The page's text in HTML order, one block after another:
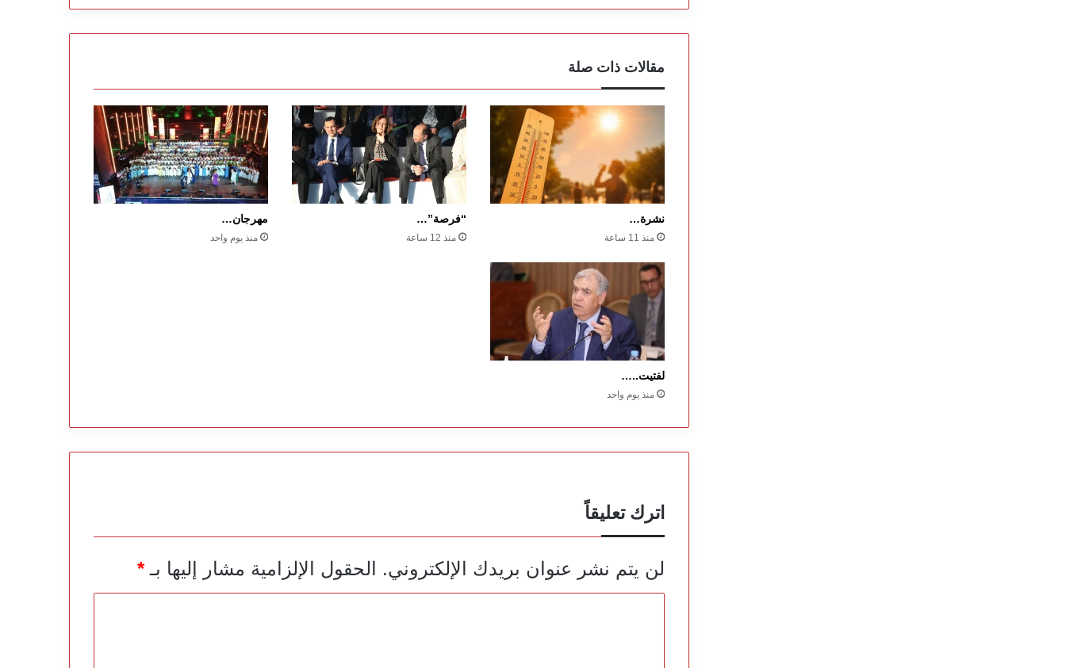
مقالات ذات صلة
نشرة…
منذ 11 ساعة
“فرصة”…
منذ 12 ساعة
مهرجان…
منذ يوم واحد
لفتيت..…
منذ يوم واحد
اترك تعليقاً
لن يتم نشر عنوان بريدك الإلكتروني. الحقول الإلزامية مشار إليها بـ*